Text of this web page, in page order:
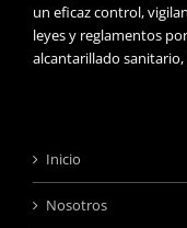
un eficaz control,
leyes y reglamentos
alcantarillado
Inicio
Nosotros